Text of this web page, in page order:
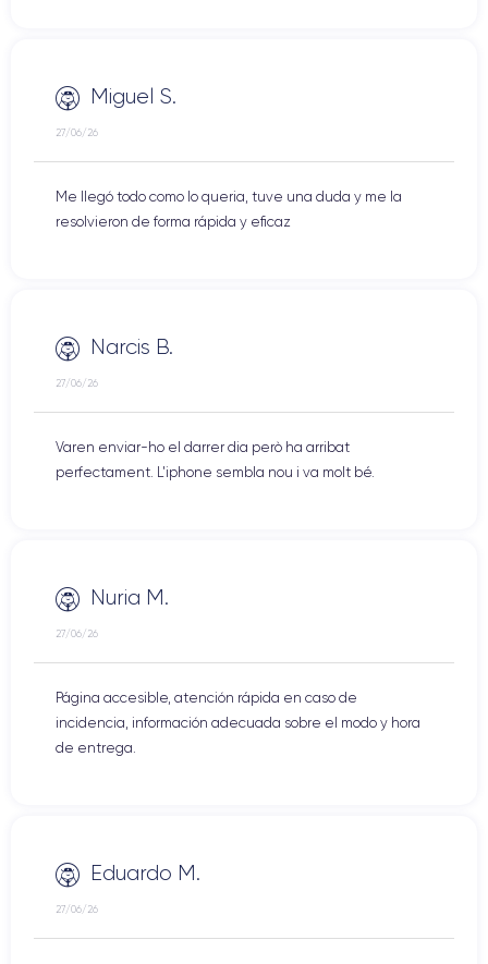
Miguel S.
27/06/26
Me llegó todo como lo queria, tuve una duda y me la
resolvieron de forma rápida y eficaz
Narcis B.
27/06/26
Varen enviar-ho el darrer dia però ha arribat
perfectament. L'iphone sembla nou i va molt bé.
Nuria M.
27/06/26
Página accesible, atención rápida en caso de
incidencia, información adecuada sobre el modo y hora
de entrega.
Eduardo M.
27/06/26